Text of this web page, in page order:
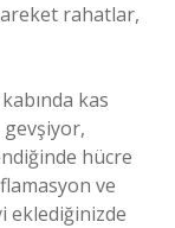
rahatlar,
kas
gevşiyor,
hücre
ve
eklediğinizde